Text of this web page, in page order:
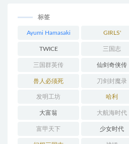
标签
Ayumi Hamasaki GIRLS'
GENERATION
TWICE 三国志
三国群英传 仙剑奇侠传
兽人必须死 刀剑封魔录
发明工坊 哈利
大富翁 大航海时代
富甲天下 少女时代